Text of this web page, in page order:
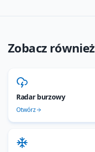
Zobacz również
Radar burzowy
Otwórz